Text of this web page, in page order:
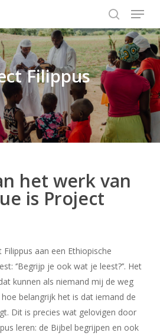
to close
search
Menu
Filippus
het werk van
is Project
aan een Ethiopische
‘’Begrijp je ook wat je leest?’’. Het
kunnen als niemand mij de weg
hoe belangrijk het is dat iemand de
Dit is precies wat gelovigen door
leren: de Bijbel begrijpen en ook
Close
Menu